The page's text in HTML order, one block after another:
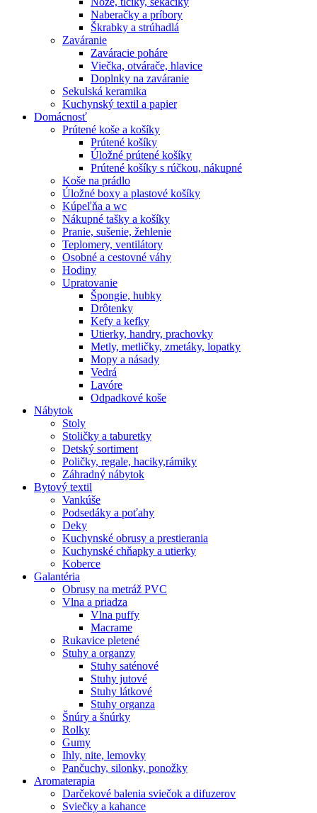
Naberačky a príbory
Škrabky a strúhadlá
Zaváranie
Zaváracie poháre
Viečka, otvárače, hlavice
Doplnky na zaváranie
Sekulská keramika
Kuchynský textil a papier
Domácnosť
Prútené koše a košíky
Prútené košíky
Úložné prútené košíky
Prútené košíky s rúčkou, nákupné
Koše na prádlo
Úložné boxy a plastové košíky
Kúpeľňa a wc
Nákupné tašky a košíky
Pranie, sušenie, žehlenie
Teplomery, ventilátory
Osobné a cestovné váhy
Hodiny
Upratovanie
Špongie, hubky
Drôtenky
Kefy a kefky
Utierky, handry, prachovky
Metly, metličky, zmetáky, lopatky
Mopy a násady
Vedrá
Lavóre
Odpadkové koše
Nábytok
Stoly
Stoličky a taburetky
Detský sortiment
Poličky, regale, haciky,rámiky
Záhradný nábytok
Bytový textil
Vankúše
Podsedáky a poťahy
Deky
Kuchynské obrusy a prestierania
Kuchynské chňapky a utierky
Koberce
Galantéria
Obrusy na metráž PVC
Vlna a priadza
Vlna puffy
Macrame
Rukavice pletené
Stuhy a organzy
Stuhy saténové
Stuhy jutové
Stuhy látkové
Stuhy organza
Šnúry a šnúrky
Rolky
Gumy
Ihly, nite, lemovky
Pančuchy, silonky, ponožky
Aromaterapia
Darčekové balenia sviečok a difuzerov
Sviečky a kahance